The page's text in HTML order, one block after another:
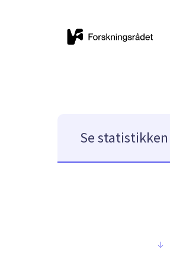
Se statistikken